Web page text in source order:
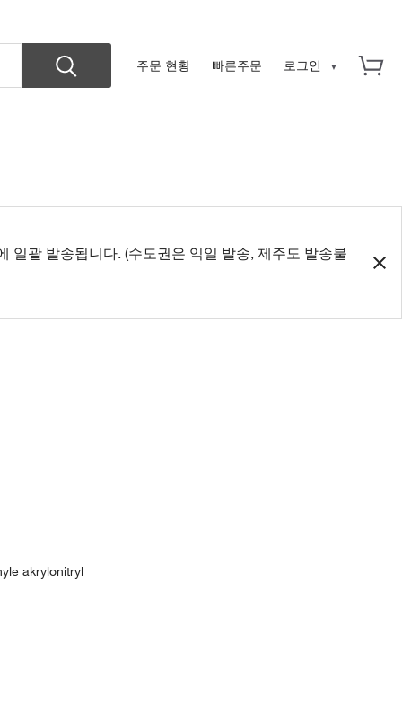
주문 현황 빠른주문 로그인
일괄 발송됩니다. (수도권은 익일 발송, 제주도 발송불
akrylonitryl